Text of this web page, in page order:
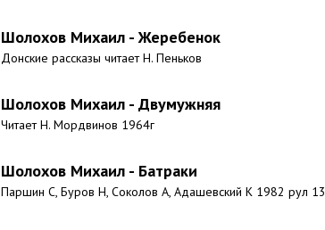
Шолохов Михаил - Жеребенок
Донские рассказы читает Н. Пеньков
Шолохов Михаил - Двумужняя
Читает Н. Мордвинов 1964г
Шолохов Михаил - Батраки
Паршин С, Буров Н, Соколов А, Адашевский К 1982 рул 13